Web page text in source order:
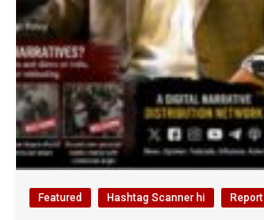
Featured Hashtag Scanner hi Report